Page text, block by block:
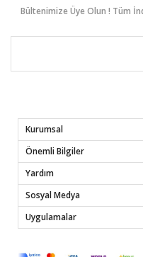
Bültenimize Üye Olun ! Tüm
Kurumsal
Önemli Bilgiler
Yardım
Sosyal Medya
Uygulamalar